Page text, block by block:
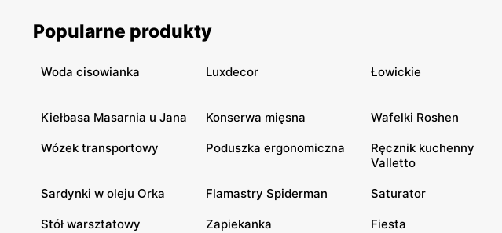
Popularne produkty
Woda cisowianka Luxdecor Łowickie
Kiełbasa Masarnia u Jana Konserwa mięsna Wafelki Roshen
Wózek transportowy Poduszka ergonomiczna
Ręcznik kuchenny
Valletto
Sardynki w oleju Orka Flamastry Spiderman Saturator
Stół warsztatowy Zapiekanka Fiesta